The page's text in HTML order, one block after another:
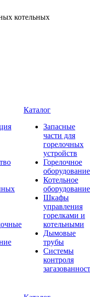
котельных
Каталог
Запасные
части для
горелочных
устройств
Горелочное
оборудование
Котельное
оборудование
Шкафы
управления
горелками и
котельными
Дымовые
трубы
Системы
контроля